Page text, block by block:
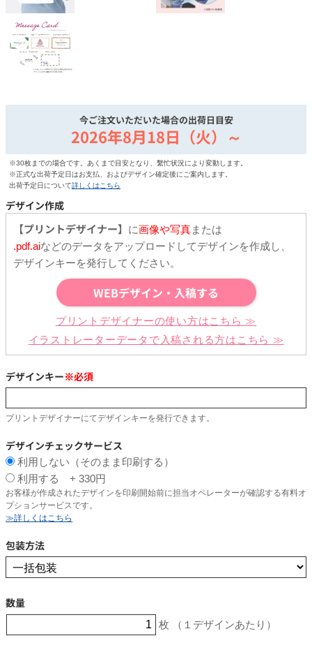
今ご注文いただいた場合の出荷日目安
2026年8月18日（火）～
※30枚までの場合です。あくまで目安となり、繫忙状況により変動します。
※正式な出荷予定日はお支払、およびデザイン確定後にご案内します。
出荷予定日について詳しくはこちら
デザイン作成
【プリントデザイナー】 に画像や写真または
.pdf.aiなどのデータをアップロードしてデザインを作成し、
デザインキーを発行してください。
WEBデザイン・入稿する
プリントデザイナーの使い方はこちら ≫
イラストレーターデータで入稿される方はこちら ≫
デザインキー※必須
プリントデザイナーにてデザインキーを発行できます。
デザインチェックサービス
利用しない（そのまま印刷する）
利用する + 330円
お客様が作成されたデザインを印刷開始前に担当オペレーターが確認する有料オ
プションサービスです。
≫詳しくはこちら
包装方法
数量
枚 （１デザインあたり）